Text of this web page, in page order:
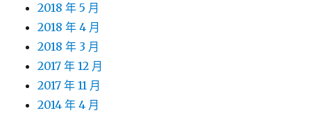
2018 年 5 月
2018 年 4 月
2018 年 3 月
2017 年 12 月
2017 年 11 月
2014 年 4 月